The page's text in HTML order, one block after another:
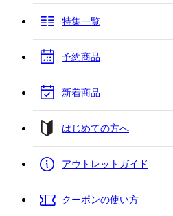
特集一覧
予約商品
新着商品
はじめての方へ
アウトレットガイド
クーポンの使い方